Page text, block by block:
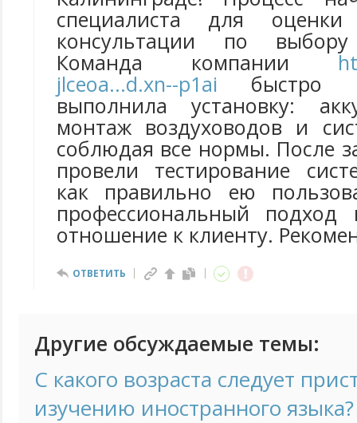
специалиста для
консультации по выбору
Команда компании
jlceoa...d.xn--p1ai быстро и
выполнила установку:
монтаж воздуховодов и
соблюдая все нормы. После
провели тестирование
как правильно ею
профессиональный подход
отношение к клиенту.
ОТВЕТИТЬ
Другие обсуждаемые темы:
С какого возраста следует
изучению иностранного языка?